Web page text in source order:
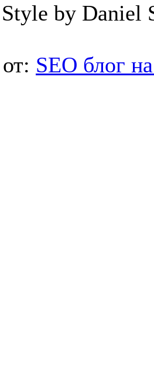
by Daniel
SEO блог